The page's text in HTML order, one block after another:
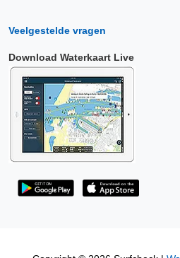
Veelgestelde vragen
Download Waterkaart Live